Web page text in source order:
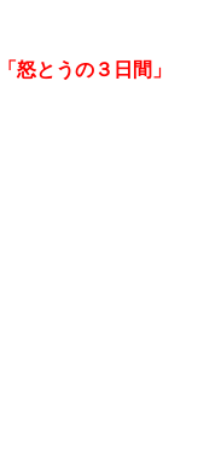
「怒とうの３日間」